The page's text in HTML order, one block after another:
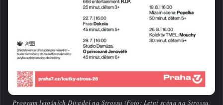
Program letošních Divadel na Strossu (Foto: Letní scéna na Strossu,